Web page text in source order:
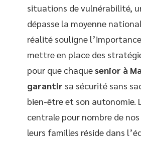
situations de vulnérabilité,
dépasse la moyenne
réalité souligne
mettre en place des
pour que chaquesenior à
garantir sa sécurité sans
bien-être et son autonomie.
centrale pour nombre de
leurs familles réside dans